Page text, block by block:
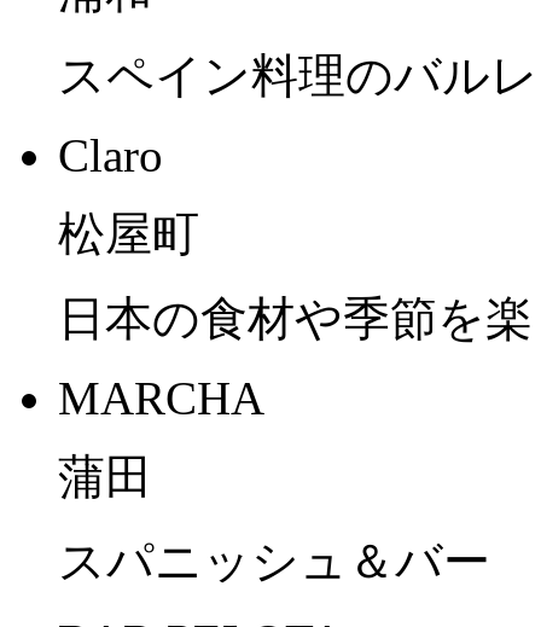
スペイン料理のバル
Claro
松屋町
日本の食材や季節を
MARCHA
蒲田
スパニッシュ＆バー